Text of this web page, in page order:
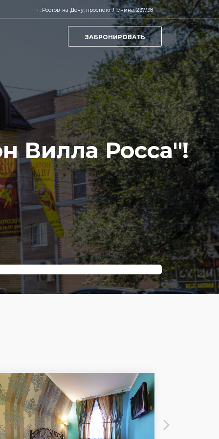
г. Ростов-на-Дону, проспект Ленина, 237/38
ЗАБРОНИРОВАТЬ
Вилла Росса"!